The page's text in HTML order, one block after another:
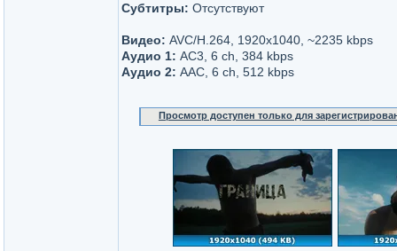
Субтитры: Отсутствуют
Видео: AVC/H.264, 1920x1040, ~2235 kbps
Аудио 1: AC3, 6 ch, 384 kbps
Аудио 2: AAC, 6 ch, 512 kbps
Просмотр доступен только для